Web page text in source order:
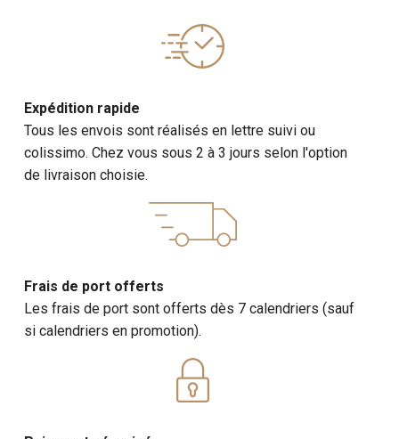
Expédition rapide
Tous les envois sont réalisés en lettre suivi ou
colissimo. Chez vous sous 2 à 3 jours selon l'option
de livraison choisie.
Frais de port offerts
Les frais de port sont offerts dès 7 calendriers (sauf
si calendriers en promotion).